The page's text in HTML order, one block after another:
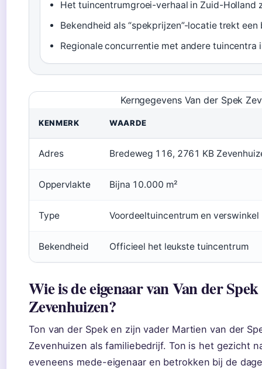
Het tuincentrumgroei-verhaal in Zuid-Holland
Bekendheid als “spekprijzen”-locatie trekt
Regionale concurrentie met andere tuincentra
Kerngegevens Van der Spek
KENMERK WAARDE
Adres Bredeweg 116, 2761 KB
Oppervlakte Bijna 10.000 m²
Type Voordeeltuincentrum en verswinkel
Bekendheid Officieel het leukste tuincentrum
Wie is de eigenaar van Van der
Zevenhuizen?
Ton van der Spek en zijn vader Martien van der
Zevenhuizen als familiebedrijf. Ton is het gezicht
eveneens mede-eigenaar en betrokken bij de